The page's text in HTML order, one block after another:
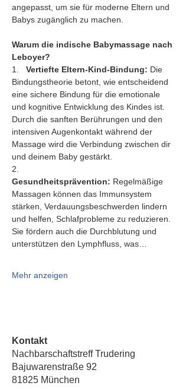
angepasst, um sie für moderne Eltern und
Babys zugänglich zu machen.
Warum die indische Babymassage nach
Leboyer?
1. Vertiefte Eltern-Kind-Bindung: Die
Bindungstheorie betont, wie entscheidend
eine sichere Bindung für die emotionale
und kognitive Entwicklung des Kindes ist.
Durch die sanften Berührungen und den
intensiven Augenkontakt während der
Massage wird die Verbindung zwischen dir
und deinem Baby gestärkt.
2.
Gesundheitsprävention: Regelmäßige
Massagen können das Immunsystem
stärken, Verdauungsbeschwerden lindern
und helfen, Schlafprobleme zu reduzieren.
Sie fördern auch die Durchblutung und
unterstützen den Lymphfluss, was…
Mehr anzeigen
Kontakt
Nachbarschaftstreff Trudering
Bajuwarenstraße 92
81825 München